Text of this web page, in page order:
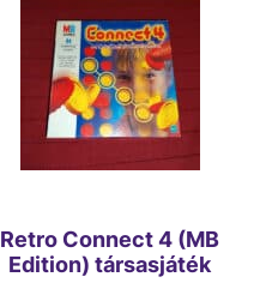
Retro Connect 4 (MB
Edition) társasjáték